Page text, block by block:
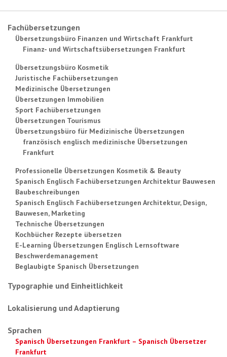
Fachübersetzungen
Übersetzungsbüro Finanzen und Wirtschaft Frankfurt
Finanz- und Wirtschaftsübersetzungen Frankfurt
Übersetzungsbüro Kosmetik
Juristische Fachübersetzungen
Medizinische Übersetzungen
Übersetzungen Immobilien
Sport Fachübersetzungen
Übersetzungen Tourismus
Übersetzungsbüro für Medizinische Übersetzungen
französisch englisch medizinische Übersetzungen
Frankfurt
Professionelle Übersetzungen Kosmetik & Beauty
Spanisch Englisch Fachübersetzungen Architektur Bauwesen
Baubeschreibungen
Spanisch Englisch Fachübersetzungen Architektur, Design,
Bauwesen, Marketing
Technische Übersetzungen
Kochbücher Rezepte übersetzen
E-Learning Übersetzungen Englisch Lernsoftware
Beschwerdemanagement
Beglaubigte Spanisch Übersetzungen
Typographie und Einheitlichkeit
Lokalisierung und Adaptierung
Sprachen
Spanisch Übersetzungen Frankfurt – Spanisch Übersetzer
Frankfurt